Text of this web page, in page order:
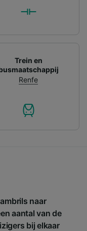
Trein en
Renfe
naar
aantal van de
bij elkaar